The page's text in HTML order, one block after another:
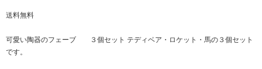
送料無料
可愛い陶器のフェーブ ３個セット テディベア・ロケット・馬の３個セット
です。